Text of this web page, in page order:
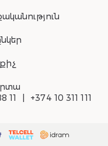
11 +374 10 311 111